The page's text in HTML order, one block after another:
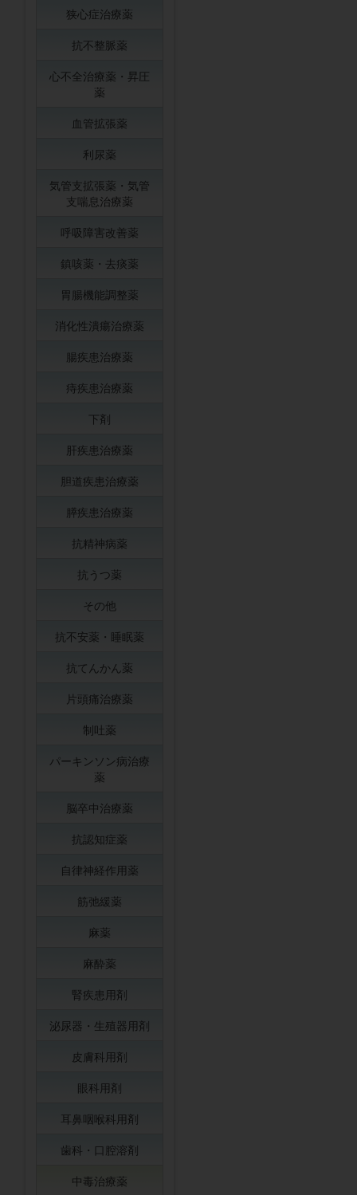
狭心症治療薬
抗不整脈薬
心不全治療薬・昇圧
薬
血管拡張薬
利尿薬
気管支拡張薬・気管
支喘息治療薬
呼吸障害改善薬
鎮咳薬・去痰薬
胃腸機能調整薬
消化性潰瘍治療薬
腸疾患治療薬
痔疾患治療薬
下剤
肝疾患治療薬
胆道疾患治療薬
膵疾患治療薬
抗精神病薬
抗うつ薬
その他
抗不安薬・睡眠薬
抗てんかん薬
片頭痛治療薬
制吐薬
パーキンソン病治療
薬
脳卒中治療薬
抗認知症薬
自律神経作用薬
筋弛緩薬
麻薬
麻酔薬
腎疾患用剤
泌尿器・生殖器用剤
皮膚科用剤
眼科用剤
耳鼻咽喉科用剤
歯科・口腔溶剤
中毒治療薬